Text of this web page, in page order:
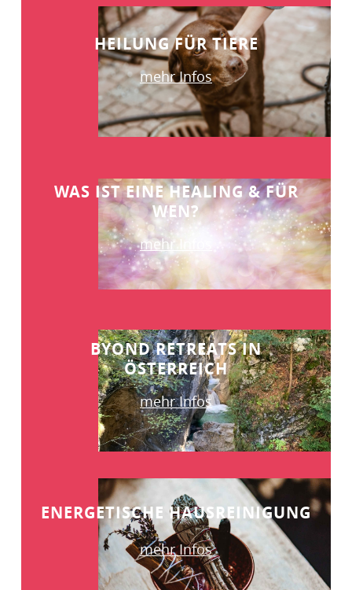
HEILUNG FÜR TIERE
mehr Infos
WAS IST EINE HEALING & FÜR
WEN?
mehr Infos
BYOND RETREATS IN
ÖSTERREICH
mehr Infos
ENERGETISCHE HAUSREINIGUNG
mehr Infos